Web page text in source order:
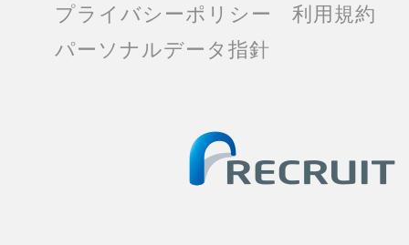
プライバシーポリシー
利用規約
パーソナルデータ指針